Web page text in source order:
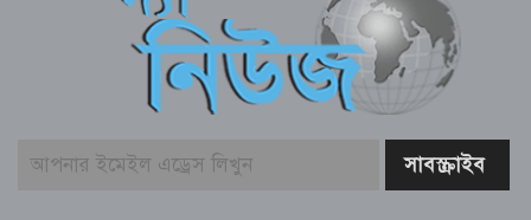
পাইকগাছায় ছাত্র ও দরিদ্র মানুষের মাঝে
সাইকেল, সেলাই মেশিন ও ভ্যান বিতরণ
মার্কিন প্রশান্ত মহাসাগরীয় নৌবহর
কমান্ডারের বাংলাদেশ সফর শেষ